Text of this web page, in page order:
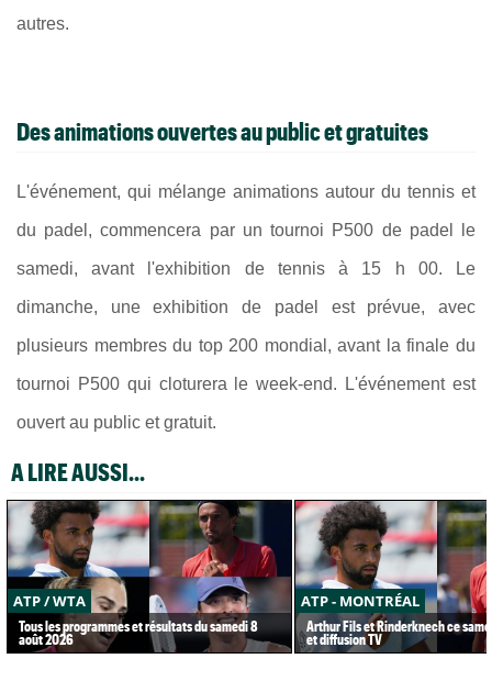
autres.
Des animations ouvertes au public et gratuites
L'événement, qui mélange animations autour du tennis et
du padel, commencera par un tournoi P500 de padel le
samedi, avant l'exhibition de tennis à 15 h 00. Le
dimanche, une exhibition de padel est prévue, avec
plusieurs membres du top 200 mondial, avant la finale du
tournoi P500 qui cloturera le week-end. L'événement est
ouvert au public et gratuit.
A LIRE AUSSI...
ATP / WTA
Tous les programmes et résultats du samedi 8
août 2026
ATP - MONTRÉAL
Arthur Fils et Rinderknech ce
et diffusion TV